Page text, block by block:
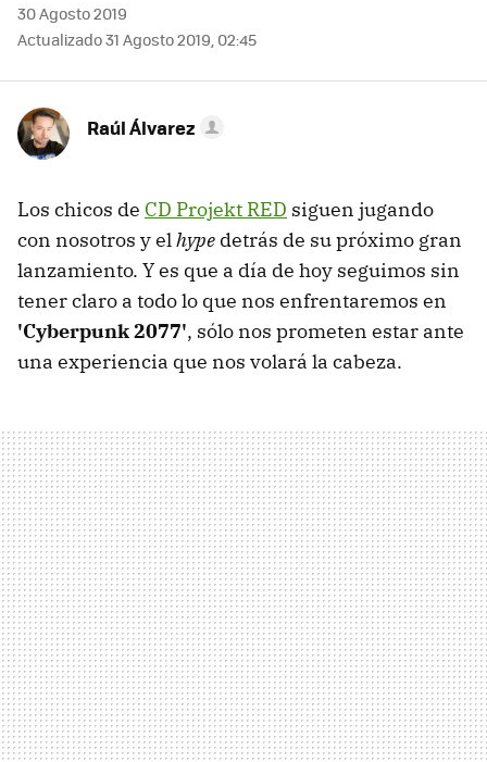
30 Agosto 2019
Actualizado 31 Agosto 2019, 02:45
Raúl Álvarez
Los chicos de CD Projekt RED siguen jugando
con nosotros y elhype detrás de su próximo gran
lanzamiento. Y es que a día de hoy seguimos sin
tener claro a todo lo que nos enfrentaremos en
'Cyberpunk 2077', sólo nos prometen estar ante
una experiencia que nos volará la cabeza.